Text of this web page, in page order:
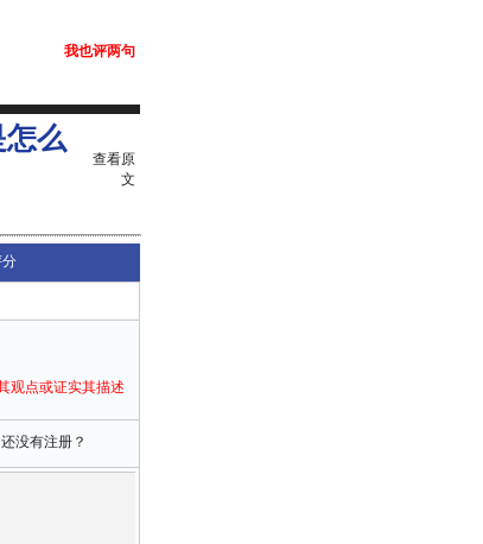
我也评两句
么
查看原
文
观点或证实其描述
还没有注册？